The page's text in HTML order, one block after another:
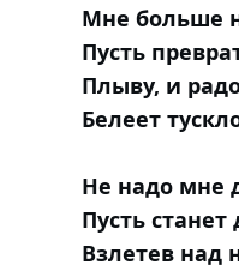
Мне больше
Пусть
Плыву, и
Белеет
Не надо мне
Пусть
Взлетев над